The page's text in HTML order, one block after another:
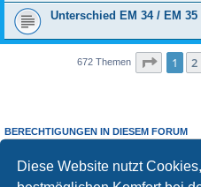
Diese Website nutzt
Unterschied EM 34 / EM 35
672 Themen Seite 1
1 2
BERECHTIGUNGEN IN DIESEM FORUM
Siedürfen
Antworten zu Themen in diesem
Sie dürfen Ihre Beiträge in diesem Forumnicht